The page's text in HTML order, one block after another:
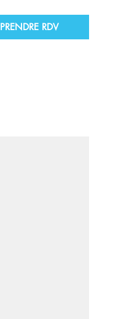
PRENDRE RDV